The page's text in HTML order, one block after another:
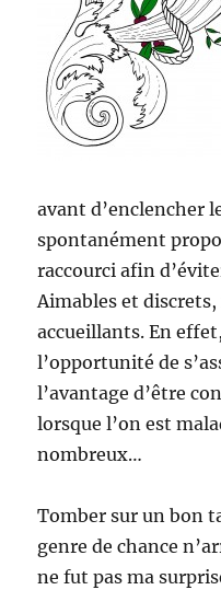
avant d’enclencher
spontanément
raccourci afin
Aimables et
accueillants. En
l’opportunité de
l’avantage d’être
lorsque l’on est
nombreux…
Tomber sur un bon
genre de chance
ne fut pas ma